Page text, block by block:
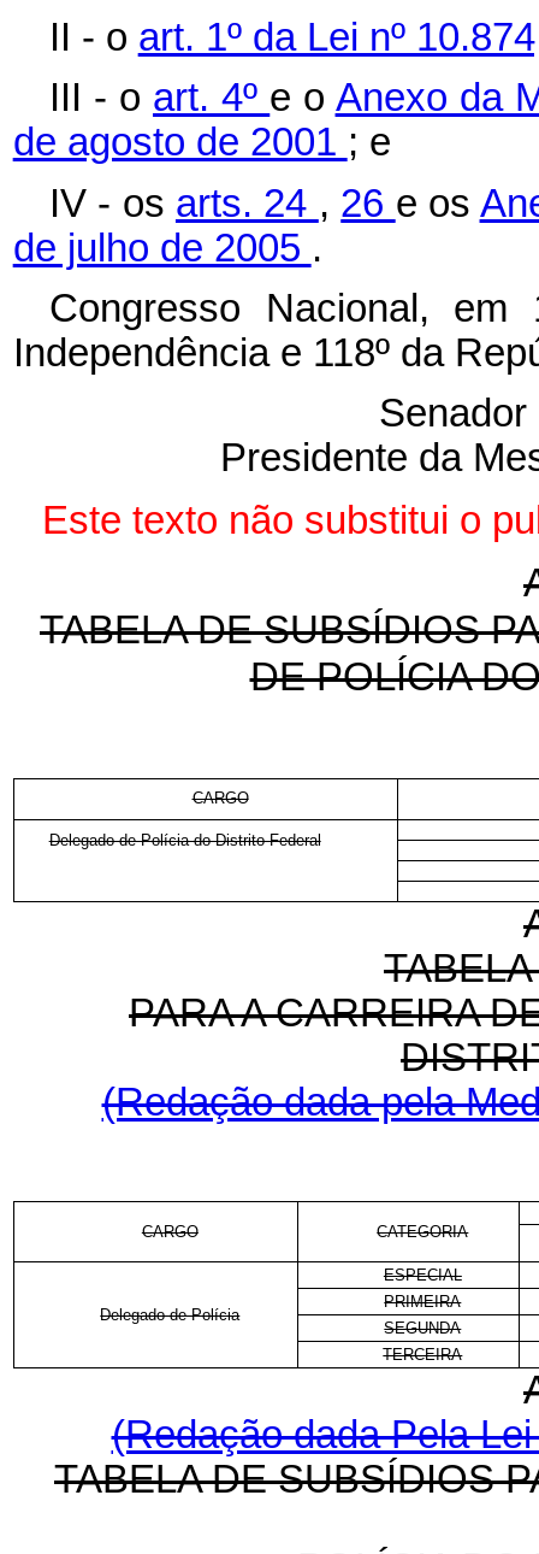
II - o art. 1º da Lei nº
III - o art. 4º e o Anexo da
de agosto de 2001 ; e
IV - os arts. 24 , 26 e os
de julho de 2005 .
Congresso Nacional,
Independência e 118º da
Senador
Presidente da
Este texto não substitui o
TABELA DE SUBSÍDIOS
DE POLÍCIA
CARGO
Delegado de Polícia do Distrito Federal
PARA A CARREIRA
(Redação dada pela
CARGO CATEGORIA
Delegado de Polícia
ESPECIAL
PRIMEIRA
SEGUNDA
TERCEIRA
(Redação dada Pela
TABELA DE SUBSÍDIOS